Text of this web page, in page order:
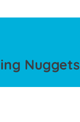
Nuggets